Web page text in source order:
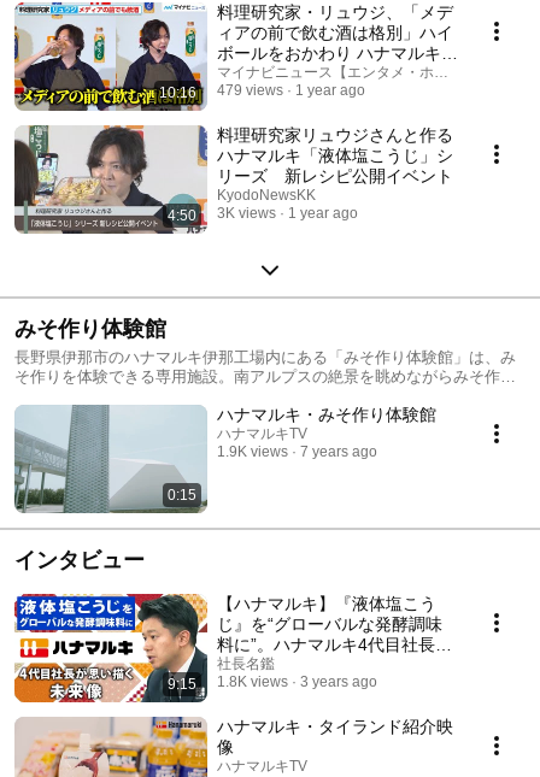
10:16
料理研究家・リュウジ、「メデ
ィアの前で飲む酒は格別」ハイ
ボールをおかわり ハナマルキ
『液体塩こうじ』シリーズの新
レシピ発表イベント
マイナビニュース【エンタメ・ホビー】
479 views
1 year ago
4:50
料理研究家リュウジさんと作る
ハナマルキ「液体塩こうじ」シ
リーズ 新レシピ公開イベント
KyodoNewsKK
3K views
1 year ago
みそ作り体験館
長野県伊那市のハナマルキ伊那工場内にある「みそ作り体験館」は、み
そ作りを体験できる専用施設。南アルプスの絶景を眺めながらみそ作り
0:15
ハナマルキ・みそ作り体験館
ハナマルキTV
1.9K views
7 years ago
インタビュー
9:15
【ハナマルキ】『液体塩こう
じ』を“グローバルな発酵調味
料に”。ハナマルキ4代目社長が
描く未来像【社長名鑑】
社長名鑑
1.8K views
3 years ago
ハナマルキ・タイランド紹介映
像
ハナマルキTV